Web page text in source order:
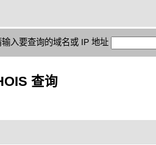
输入要查询的域名或 IP 地址
查询